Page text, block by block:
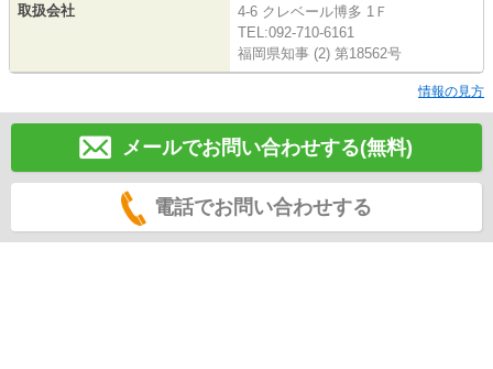
取扱会社
4-6 クレベール博多 1Ｆ
TEL:092-710-6161
福岡県知事 (2) 第18562号
情報の見方
メールでお問い合わせする(無料)
電話でお問い合わせする